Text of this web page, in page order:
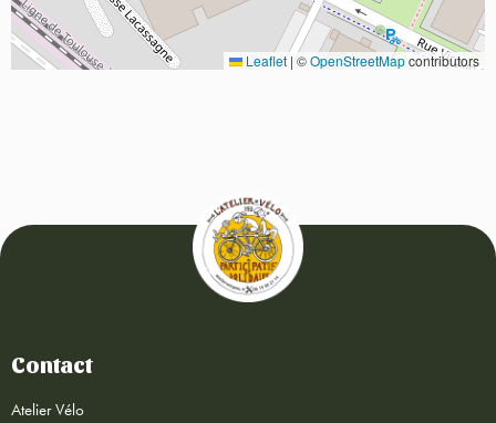
Leaflet | ©OpenStreetMapcontributors
Contact
Atelier Vélo